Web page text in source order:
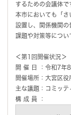
するための会議体で
本市においても「
設置し、関係機関
課題や対策等につい
＜第1回開催状況＞
開 催 日 ：令和7年8
開催場所：大宮区役
主な議題：コミッ
構 成 員 ：